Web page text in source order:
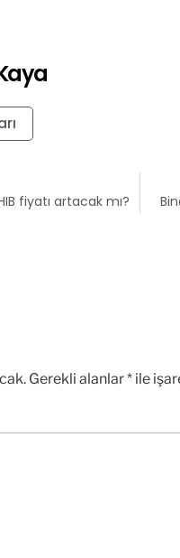
fiyatı artacak mı?
Gerekli alanlar* ile